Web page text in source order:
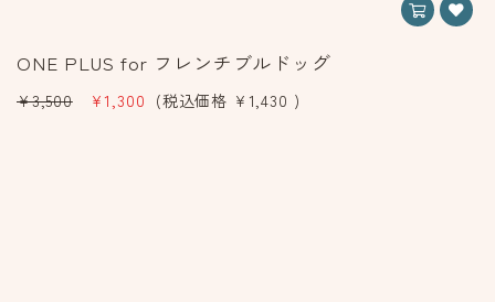
ONE PLUS for フレンチブルドッグ
¥3,500 ¥1,300 (税込価格 ¥1,430 )